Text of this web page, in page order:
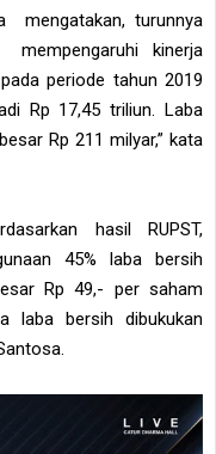
mengatakan, turunnya
kinerja
periode tahun 2019
Rp 17,45 triliun. Laba
Rp 211 milyar,” kata
hasil RUPST,
45% laba bersih
Rp 49,- per saham
laba bersih dibukukan